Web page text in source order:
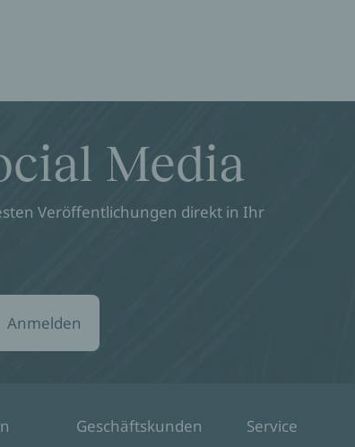
Media
Veröffentlichungen direkt in Ihr
Anmelden
Geschäftskunden Service